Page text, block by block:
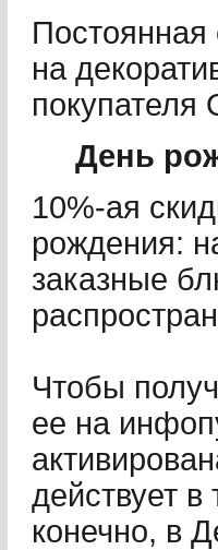
на
День
10%-ая
рождения:
заказные
Чтобы
ее на
действует
конечно, в